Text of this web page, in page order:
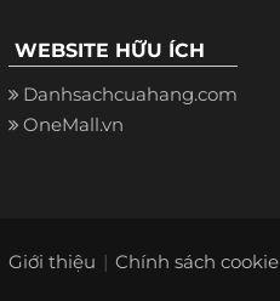
WEBSITE HỮU ÍCH
Danhsachcuahang.com
OneMall.vn
Giới thiệu Chính sách cookie